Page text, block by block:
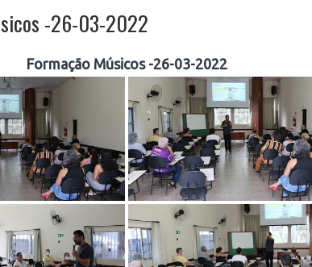
-26-03-2022
Formação Músicos -26-03-2022